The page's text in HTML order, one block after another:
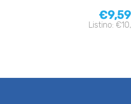
€9,59
Listino: